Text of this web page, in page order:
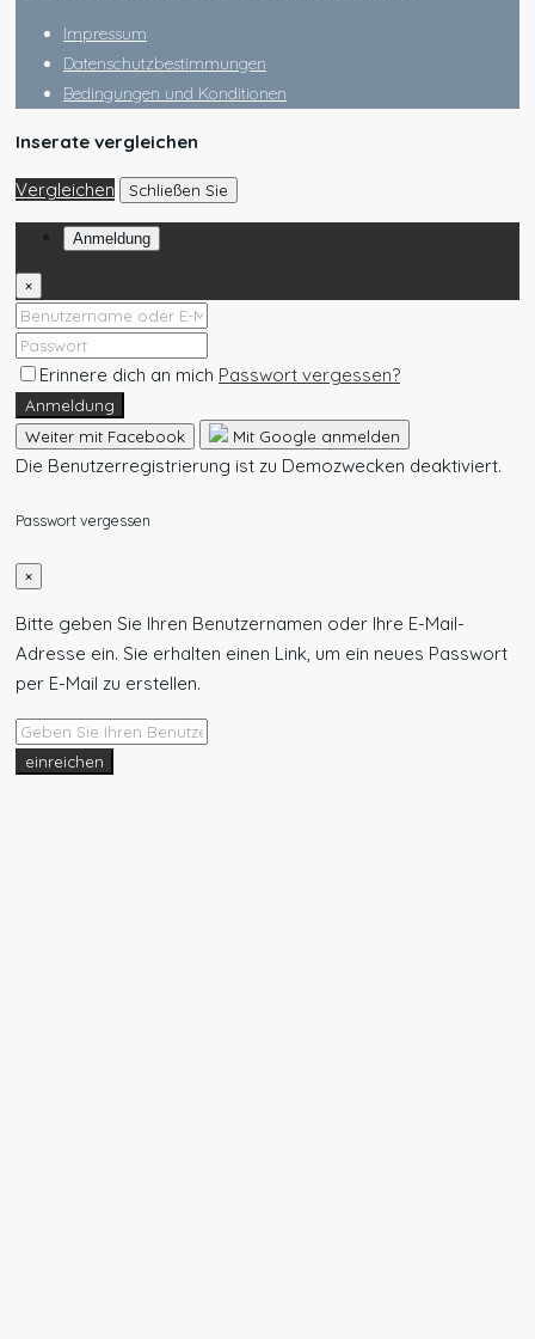
Impressum
Datenschutzbestimmungen
Bedingungen und Konditionen
Inserate vergleichen
Vergleichen Schließen Sie
Anmeldung
×
Erinnere dich an mich Passwort vergessen?
Anmeldung
Weiter mit Facebook
Mit Google anmelden
Die Benutzerregistrierung ist zu Demozwecken deaktiviert.
Passwort vergessen
×
Bitte geben Sie Ihren Benutzernamen oder Ihre E-Mail-
Adresse ein. Sie erhalten einen Link, um ein neues Passwort
per E-Mail zu erstellen.
einreichen